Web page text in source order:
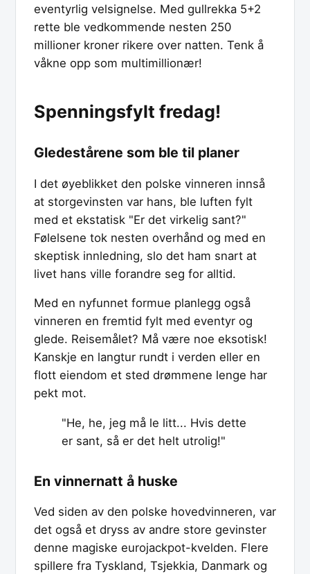
eventyrlig velsignelse. Med gullrekka 5+2
rette ble vedkommende nesten 250
millioner kroner rikere over natten. Tenk å
våkne opp som multimillionær!
Spenningsfylt fredag!
Gledestårene som ble til planer
I det øyeblikket den polske vinneren innså
at storgevinsten var hans, ble luften fylt
med et ekstatisk "Er det virkelig sant?"
Følelsene tok nesten overhånd og med en
skeptisk innledning, slo det ham snart at
livet hans ville forandre seg for alltid.
Med en nyfunnet formue planlegg også
vinneren en fremtid fylt med eventyr og
glede. Reisemålet? Må være noe eksotisk!
Kanskje en langtur rundt i verden eller en
flott eiendom et sted drømmene lenge har
pekt mot.
"He, he, jeg må le litt... Hvis dette
er sant, så er det helt utrolig!"
En vinnernatt å huske
Ved siden av den polske hovedvinneren, var
det også et dryss av andre store gevinster
denne magiske eurojackpot-kvelden. Flere
spillere fra Tyskland, Tsjekkia, Danmark og